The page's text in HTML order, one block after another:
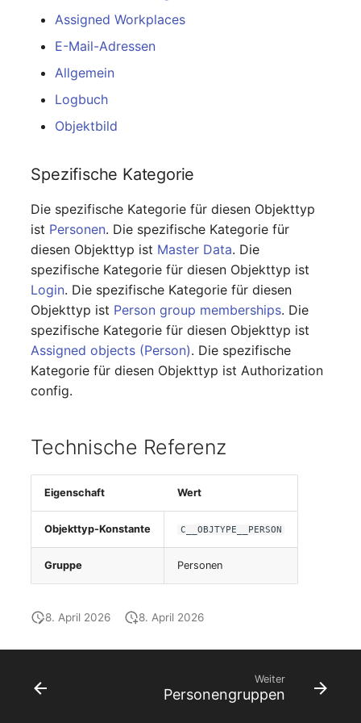
Changelogs 1.8.x
Changelogs 1.7.x
Changelogs 1.6.x
Changelogs 1.5.x
changelog-aeltere-
Datenbanktabelle
Datenbankzugriff
Datenbankzuweisung
Datensicherung
Datensicherung
DBMS Information
DHCP
Dienste
Drucker
E-Mail-Adressen
Formfaktor
Freigabe
Freigabenzugriff
Gastsysteme
Variable Reports
VM provisionieren
Grundschutz)
Workflow
Assigned Workplaces
E-Mail-Adressen
Allgemein
Logbuch
Objektbild
Spezifische Kategorie
Die spezifische Kategorie für diesen Objekttyp
ist Personen. Die spezifische Kategorie für
diesen Objekttyp ist Master Data. Die
spezifische Kategorie für diesen Objekttyp ist
Login. Die spezifische Kategorie für diesen
Objekttyp ist Person group memberships. Die
spezifische Kategorie für diesen Objekttyp ist
Assigned objects (Person). Die spezifische
Kategorie für diesen Objekttyp ist Authorization
config.
Technische Referenz
Eigenschaft Wert
Objekttyp-Konstante C__OBJTYPE__PERSON
Gruppe Personen
8. April 2026 8. April 2026
Weiter
Personengruppen